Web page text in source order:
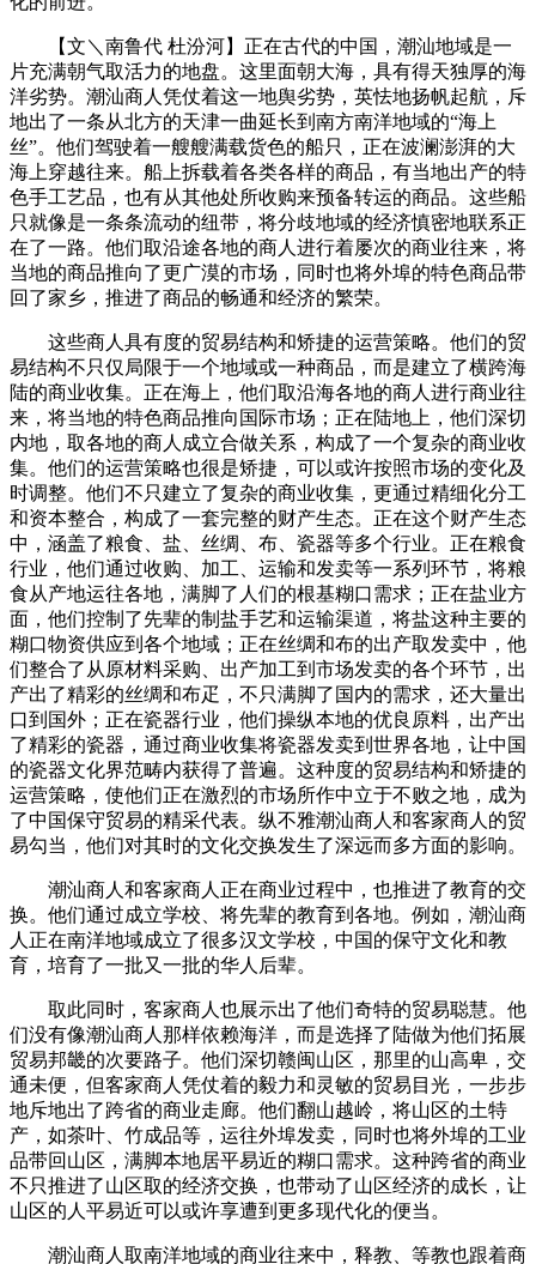
【文＼南鲁代 杜汾河】正在古代的中国，潮汕地域是一
片充满朝气取活力的地盘。这里面朝大海，具有得天独厚的海
洋劣势。潮汕商人凭仗着这一地舆劣势，英怯地扬帆起航，斥
地出了一条从北方的天津一曲延长到南方南洋地域的“海上
丝”。他们驾驶着一艘艘满载货色的船只，正在波澜澎湃的大
海上穿越往来。船上拆载着各类各样的商品，有当地出产的特
色手工艺品，也有从其他处所收购来预备转运的商品。这些船
只就像是一条条流动的纽带，将分歧地域的经济慎密地联系正
在了一路。他们取沿途各地的商人进行着屡次的商业往来，将
当地的商品推向了更广漠的市场，同时也将外埠的特色商品带
回了家乡，推进了商品的畅通和经济的繁荣。
这些商人具有度的贸易结构和矫捷的运营策略。他们的贸
易结构不只仅局限于一个地域或一种商品，而是建立了横跨海
陆的商业收集。正在海上，他们取沿海各地的商人进行商业往
来，将当地的特色商品推向国际市场；正在陆地上，他们深切
内地，取各地的商人成立合做关系，构成了一个复杂的商业收
集。他们的运营策略也很是矫捷，可以或许按照市场的变化及
时调整。他们不只建立了复杂的商业收集，更通过精细化分工
和资本整合，构成了一套完整的财产生态。正在这个财产生态
中，涵盖了粮食、盐、丝绸、布、瓷器等多个行业。正在粮食
行业，他们通过收购、加工、运输和发卖等一系列环节，将粮
食从产地运往各地，满脚了人们的根基糊口需求；正在盐业方
面，他们控制了先辈的制盐手艺和运输渠道，将盐这种主要的
糊口物资供应到各个地域；正在丝绸和布的出产取发卖中，他
们整合了从原材料采购、出产加工到市场发卖的各个环节，出
产出了精彩的丝绸和布疋，不只满脚了国内的需求，还大量出
口到国外；正在瓷器行业，他们操纵本地的优良原料，出产出
了精彩的瓷器，通过商业收集将瓷器发卖到世界各地，让中国
的瓷器文化界范畴内获得了普遍。这种度的贸易结构和矫捷的
运营策略，使他们正在激烈的市场所作中立于不败之地，成为
了中国保守贸易的精采代表。纵不雅潮汕商人和客家商人的贸
易勾当，他们对其时的文化交换发生了深远而多方面的影响。
潮汕商人和客家商人正在商业过程中，也推进了教育的交
换。他们通过成立学校、将先辈的教育到各地。例如，潮汕商
人正在南洋地域成立了很多汉文学校，中国的保守文化和教
育，培育了一批又一批的华人后辈。
取此同时，客家商人也展示出了他们奇特的贸易聪慧。他
们没有像潮汕商人那样依赖海洋，而是选择了陆做为他们拓展
贸易邦畿的次要路子。他们深切赣闽山区，那里的山高卑，交
通未便，但客家商人凭仗着的毅力和灵敏的贸易目光，一步步
地斥地出了跨省的商业走廊。他们翻山越岭，将山区的土特
产，如茶叶、竹成品等，运往外埠发卖，同时也将外埠的工业
品带回山区，满脚本地居平易近的糊口需求。这种跨省的商业
不只推进了山区取的经济交换，也带动了山区经济的成长，让
山区的人平易近可以或许享遭到更多现代化的便当。
潮汕商人取南洋地域的商业往来中，释教、等教也跟着商